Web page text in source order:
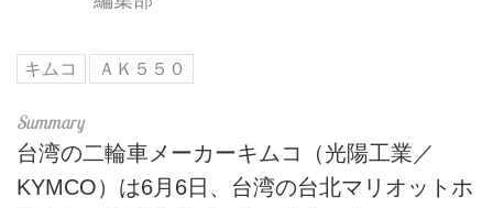
キムコ ＡＫ５５０
台湾の二輪車メーカーキムコ（光陽工業／
KYMCO）は6月6日、台湾の台北マリオットホ